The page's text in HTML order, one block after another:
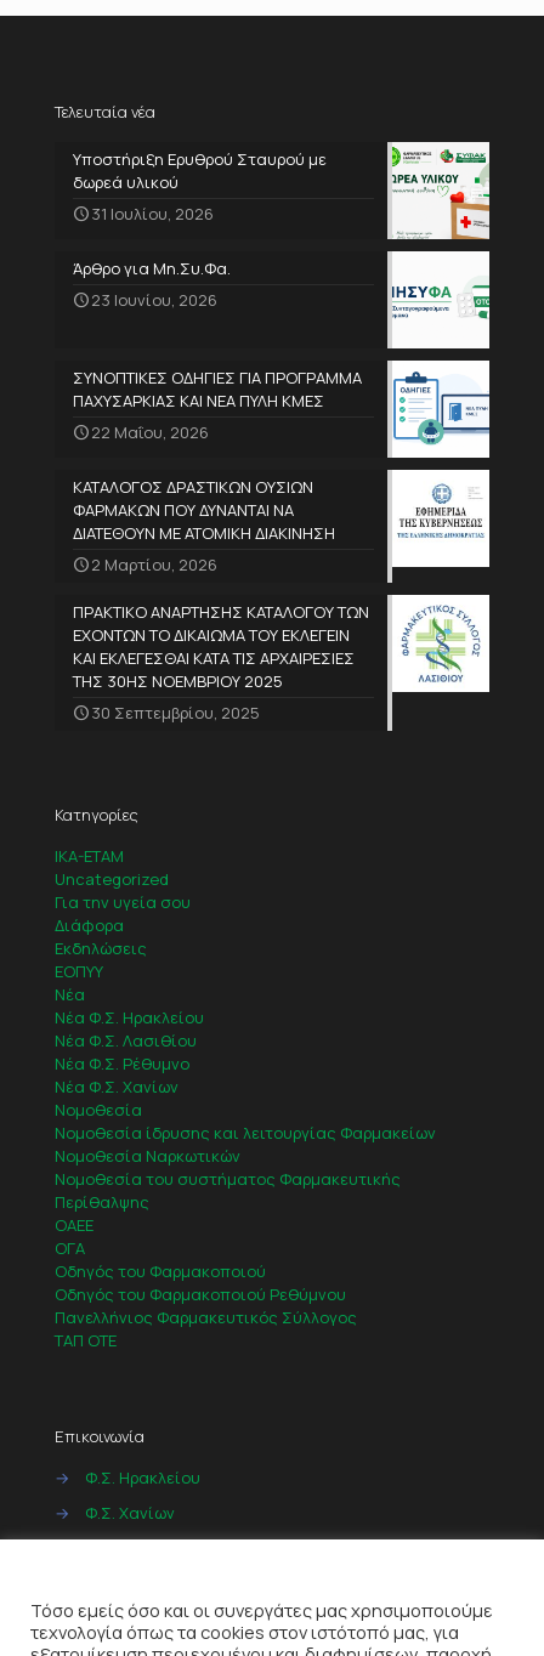
Τελευταία νέα
Υποστήριξη Ερυθρού Σταυρού με
δωρεά υλικού
31 Ιουλίου, 2026
Άρθρο για Μη.Συ.Φα.
23 Ιουνίου, 2026
ΣΥΝΟΠΤΙΚΕΣ ΟΔΗΓΙΕΣ ΓΙΑ ΠΡΟΓΡΑΜΜΑ
ΠΑΧΥΣΑΡΚΙΑΣ ΚΑΙ ΝΕΑ ΠΥΛΗ ΚΜΕΣ
22 Μαΐου, 2026
ΚΑΤΑΛΟΓΟΣ ΔΡΑΣΤΙΚΩΝ ΟΥΣΙΩΝ
ΦΑΡΜΑΚΩΝ ΠΟΥ ΔΥΝΑΝΤΑΙ ΝΑ
ΔΙΑΤΕΘΟΥΝ ΜΕ ΑΤΟΜΙΚΗ ΔΙΑΚΙΝΗΣΗ
2 Μαρτίου, 2026
ΠΡΑΚΤΙΚΟ ΑΝΑΡΤΗΣΗΣ ΚΑΤΑΛΟΓΟΥ ΤΩΝ
ΕΧΟΝΤΩΝ ΤΟ ΔΙΚΑΙΩΜΑ ΤΟΥ ΕΚΛΕΓΕΙΝ
ΚΑΙ ΕΚΛΕΓΕΣΘΑΙ ΚΑΤΑ ΤΙΣ ΑΡΧΑΙΡΕΣΙΕΣ
ΤΗΣ 30ΗΣ ΝΟΕΜΒΡΙΟΥ 2025
30 Σεπτεμβρίου, 2025
Κατηγορίες
IKA-ETAM
Uncategorized
Για την υγεία σου
Διάφορα
Εκδηλώσεις
ΕΟΠΥΥ
Νέα
Νέα Φ.Σ. Ηρακλείου
Νέα Φ.Σ. Λασιθίου
Νέα Φ.Σ. Ρέθυμνο
Νέα Φ.Σ. Χανίων
Νομοθεσία
Νομοθεσία ίδρυσης και λειτουργίας Φαρμακείων
Νομοθεσία Ναρκωτικών
Νομοθεσία του συστήματος Φαρμακευτικής
Περίθαλψης
ΟΑΕΕ
ΟΓΑ
Οδηγός του Φαρμακοποιού
Οδηγός του Φαρμακοποιού Ρεθύμνου
Πανελλήνιος Φαρμακευτικός Σύλλογος
ΤΑΠ ΟΤΕ
Επικοινωνία
→
Φ.Σ. Ηρακλείου
→
Φ.Σ. Χανίων
Τόσο εμείς όσο και οι συνεργάτες μας χρησιμοποιούμε
τεχνολογία όπως τα cookies στον ιστότοπό μας, για